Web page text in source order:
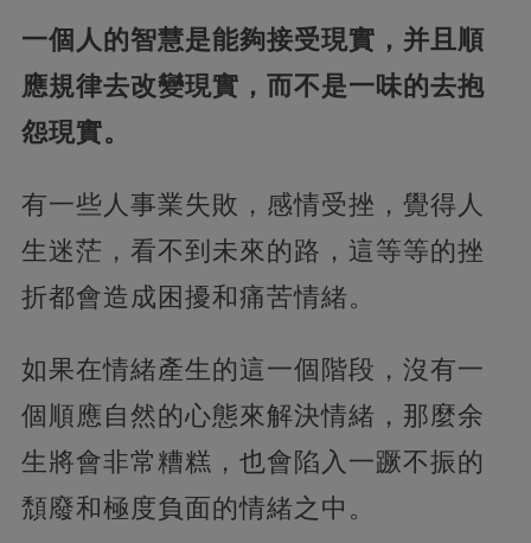
一個人的智慧是能夠接受現實，并且順
應規律去改變現實，而不是一味的去抱
怨現實。
有一些人事業失敗，感情受挫，覺得人
生迷茫，看不到未來的路，這等等的挫
折都會造成困擾和痛苦情緒。
如果在情緒產生的這一個階段，沒有一
個順應自然的心態來解決情緒，那麼余
生將會非常糟糕，也會陷入一蹶不振的
頹廢和極度負面的情緒之中。